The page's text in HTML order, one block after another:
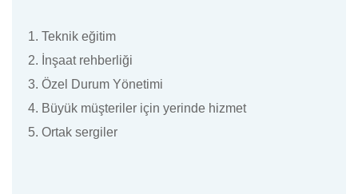
1. Teknik eğitim
2. İnşaat rehberliği
3. Özel Durum Yönetimi
4. Büyük müşteriler için yerinde hizmet
5. Ortak sergiler